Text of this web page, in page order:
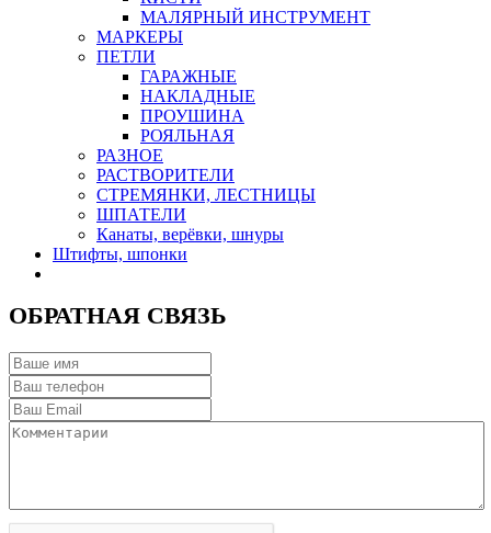
МАЛЯРНЫЙ ИНСТРУМЕНТ
МАРКЕРЫ
ПЕТЛИ
ГАРАЖНЫЕ
НАКЛАДНЫЕ
ПРОУШИНА
РОЯЛЬНАЯ
РАЗНОЕ
РАСТВОРИТЕЛИ
СТРЕМЯНКИ, ЛЕСТНИЦЫ
ШПАТЕЛИ
Канаты, верёвки, шнуры
Штифты, шпонки
ОБРАТНАЯ СВЯЗЬ